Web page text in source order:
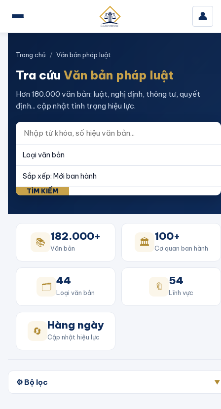
👤
Trang chủ / Văn bản pháp luật
Tra cứu Văn bản pháp luật
Hơn 180.000 văn bản: luật, nghị định, thông tư, quyết
định... cập nhật tình trạng hiệu lực.
TÌM KIẾM
📚 182.000+
Văn bản 🏛️ 100+
Cơ quan ban hành
🗂️ 44
Loại văn bản 🔖 54
Lĩnh vực
🔄 Hàng ngày
Cập nhật hiệu lực
⚙️ Bộ lọc ▼